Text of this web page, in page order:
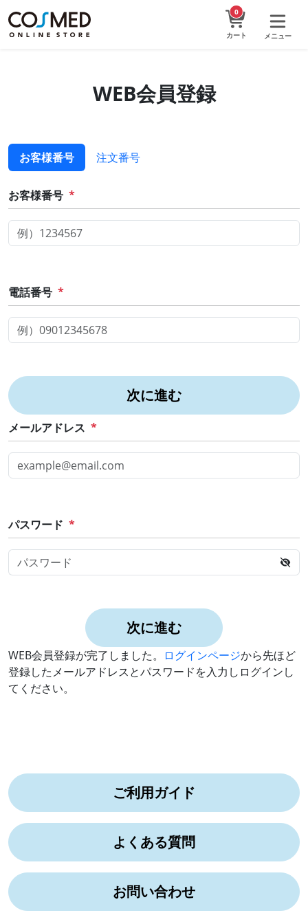
0
カート メニュー
WEB会員登録
お客様番号 注文番号
お客様番号 *
電話番号 *
次に進む
メールアドレス *
パスワード *
次に進む
WEB会員登録が完了しました。 ログインページから先ほど
登録したメールアドレスとパスワードを入力しログインし
てください。
ご利用ガイド
よくある質問
お問い合わせ